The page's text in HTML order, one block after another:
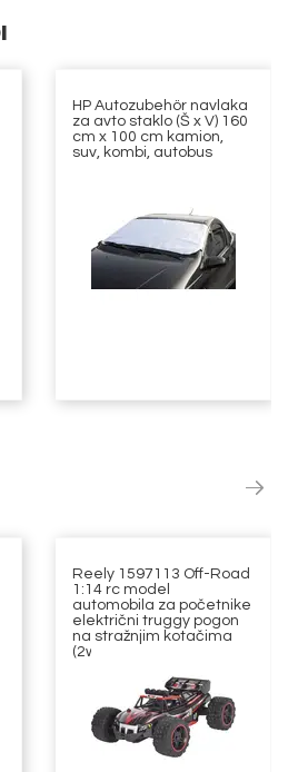
HP Autozubehör navlaka
za avto staklo (Š x V) 160
cm x 100 cm kamion,
suv, kombi, autobus
Reely 1597113 Off-Road
1:14 rc model
automobila za početnike
električni truggy pogon
na stražnjim kotačima
(2wd)